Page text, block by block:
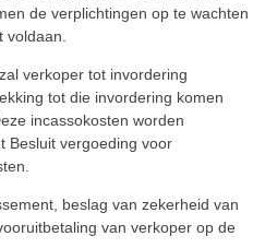
de verplichtingen op te wachten
voldaan.
verkoper tot invordering
tot die invordering komen
incassokosten worden
Besluit vergoeding voor
beslag van zekerheid van
van verkoper op de